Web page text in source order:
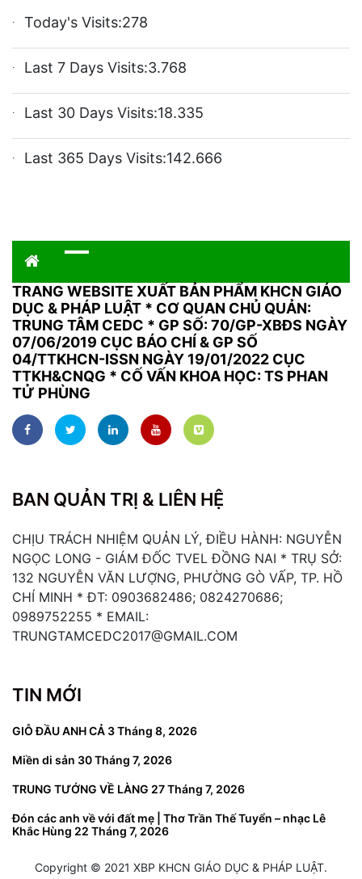
Today's Visits:278
Last 7 Days Visits:3.768
Last 30 Days Visits:18.335
Last 365 Days Visits:142.666
TRANG WEBSITE XUẤT BẢN PHẨM KHCN GIÁO
DỤC & PHÁP LUẬT * CƠ QUAN CHỦ QUẢN:
TRUNG TÂM CEDC * GP SỐ: 70/GP-XBĐS NGÀY
07/06/2019 CỤC BÁO CHÍ & GP SỐ
04/TTKHCN-ISSN NGÀY 19/01/2022 CỤC
TTKH&CNQG * CỐ VẤN KHOA HỌC: TS PHAN
TỬ PHÙNG
BAN QUẢN TRỊ & LIÊN HỆ
CHỊU TRÁCH NHIỆM QUẢN LÝ, ĐIỀU HÀNH: NGUYỄN
NGỌC LONG - GIÁM ĐỐC TVEL ĐỒNG NAI * TRỤ SỞ:
132 NGUYỄN VĂN LƯỢNG, PHƯỜNG GÒ VẤP, TP. HỒ
CHÍ MINH * ĐT: 0903682486; 0824270686;
0989752255 * EMAIL:
TRUNGTAMCEDC2017@GMAIL.COM
TIN MỚI
GIỖ ĐẦU ANH CẢ 3 Tháng 8, 2026
Miền di sản 30 Tháng 7, 2026
TRUNG TƯỚNG VỀ LÀNG 27 Tháng 7, 2026
Đón các anh về với đất mẹ | Thơ Trần Thế Tuyển – nhạc Lê
Khắc Hùng 22 Tháng 7, 2026
Copyright © 2021 XBP KHCN GIÁO DỤC & PHÁP LUẬT.